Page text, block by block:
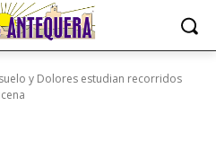
y Dolores estudian recorridos